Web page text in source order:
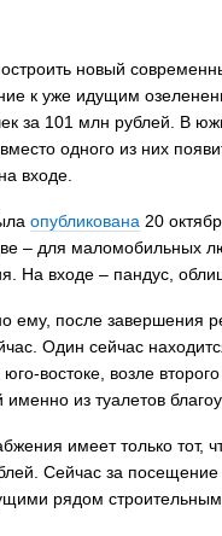
новый
к уже идущим
за 101 млн рублей. В
одного из них
входе.
опубликована 20
– для маломобильных
На входе – пандус,
после завершения
Один сейчас
востоке, возле
из туалетов
имеет только тот,
Сейчас за
рядом